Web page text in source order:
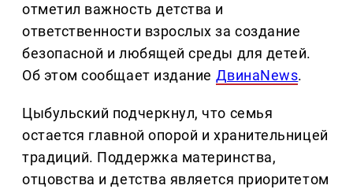
отметил важность детства и
ответственности взрослых за создание
безопасной и любящей среды для детей.
Об этом сообщает издание ДвинаNews.
Цыбульский подчеркнул, что семья
остается главной опорой и хранительницей
традиций. Поддержка материнства,
отцовства и детства является приоритетом